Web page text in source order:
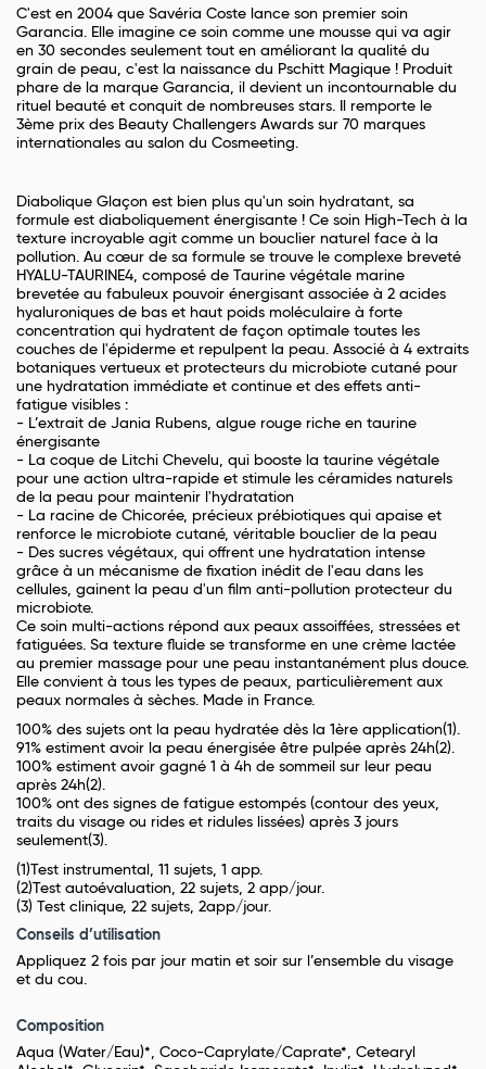
C'est en 2004 que Savéria Coste lance son premier soin
Garancia. Elle imagine ce soin comme une mousse qui va agir
en 30 secondes seulement tout en améliorant la qualité du
grain de peau, c'est la naissance du Pschitt Magique ! Produit
phare de la marque Garancia, il devient un incontournable du
rituel beauté et conquit de nombreuses stars. Il remporte le
3ème prix des Beauty Challengers Awards sur 70 marques
internationales au salon du Cosmeeting.
Diabolique Glaçon est bien plus qu'un soin hydratant, sa
formule est diaboliquement énergisante ! Ce soin High-Tech à la
texture incroyable agit comme un bouclier naturel face à la
pollution. Au cœur de sa formule se trouve le complexe breveté
HYALU-TAURINE4, composé de Taurine végétale marine
brevetée au fabuleux pouvoir énergisant associée à 2 acides
hyaluroniques de bas et haut poids moléculaire à forte
concentration qui hydratent de façon optimale toutes les
couches de l'épiderme et repulpent la peau. Associé à 4 extraits
botaniques vertueux et protecteurs du microbiote cutané pour
une hydratation immédiate et continue et des effets anti-
fatigue visibles :
- L’extrait de Jania Rubens, algue rouge riche en taurine
énergisante
- La coque de Litchi Chevelu, qui booste la taurine végétale
pour une action ultra-rapide et stimule les céramides naturels
de la peau pour maintenir l'hydratation
- La racine de Chicorée, précieux prébiotiques qui apaise et
renforce le microbiote cutané, véritable bouclier de la peau
- Des sucres végétaux, qui offrent une hydratation intense
grâce à un mécanisme de fixation inédit de l'eau dans les
cellules, gainent la peau d'un film anti-pollution protecteur du
microbiote.
Ce soin multi-actions répond aux peaux assoiffées, stressées et
fatiguées. Sa texture fluide se transforme en une crème lactée
au premier massage pour une peau instantanément plus douce.
Elle convient à tous les types de peaux, particulièrement aux
peaux normales à sèches. Made in France.
100% des sujets ont la peau hydratée dès la 1ère application(1).
91% estiment avoir la peau énergisée être pulpée après 24h(2).
100% estiment avoir gagné 1 à 4h de sommeil sur leur peau
après 24h(2).
100% ont des signes de fatigue estompés (contour des yeux,
traits du visage ou rides et ridules lissées) après 3 jours
seulement(3).
(1)Test instrumental, 11 sujets, 1 app.
(2)Test autoévaluation, 22 sujets, 2 app/jour.
(3) Test clinique, 22 sujets, 2app/jour.
Conseils d’utilisation
Appliquez 2 fois par jour matin et soir sur l’ensemble du visage
et du cou.
Composition
Aqua (Water/Eau)*, Coco-Caprylate/Caprate*, Cetearyl